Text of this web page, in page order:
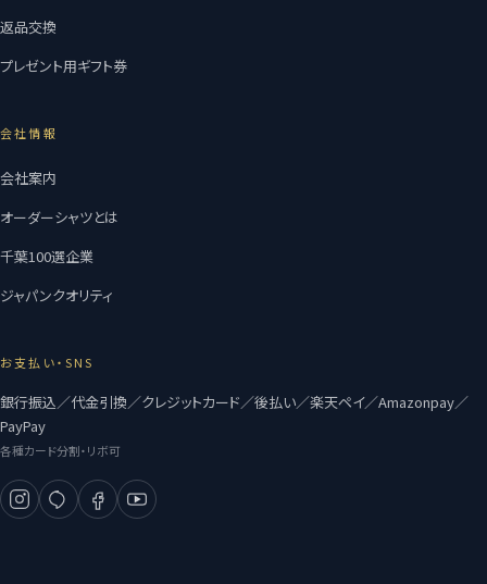
返品交換
プレゼント用ギフト券
会社情報
会社案内
オーダーシャツとは
千葉100選企業
ジャパンクオリティ
お支払い・SNS
銀行振込／代金引換／クレジットカード／後払い／楽天ペイ／Amazonpay／
PayPay
各種カード分割・リボ可